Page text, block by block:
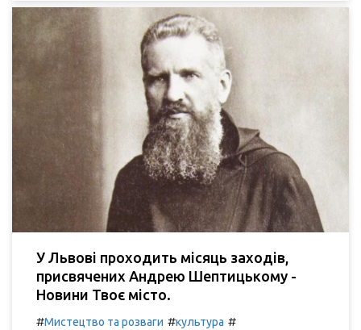
У Львові проходить місяць заходів,
присвячених Андрею Шептицькому -
Новини Твоє місто.
#Мистецтво та розваги #культура #